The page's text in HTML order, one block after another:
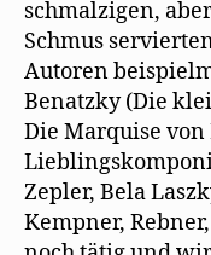
schmalzigen,
Schmus
Autoren
Benatzky (Die
Die Marquise
Zepler, Bela
Kempner,